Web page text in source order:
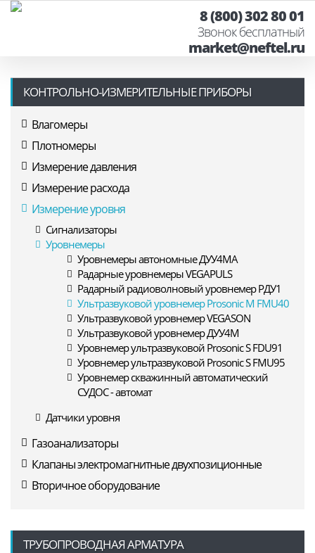
8 (800) 302 80 01
Звонок бесплатный
market@neftel.ru
КОНТРОЛЬНО-ИЗМЕРИТЕЛЬНЫЕ ПРИБОРЫ
Влагомеры
Плотномеры
Измерение давления
Измерение расхода
Измерение уровня
Сигнализаторы
Уровнемеры
Уровнемеры автономные ДУУ4МА
Радарные уровнемеры VEGAPULS
Радарный радиоволновый уровнемер РДУ1
Ультразвуковой уровнемер Prosonic M FMU40
Ультразвуковой уровнемер VEGASON
Ультразвуковой уровнемер ДУУ4М
Уровнемер ультразвуковой Prosonic S FDU91
Уровнемер ультразвуковой Prosonic S FMU95
Уровнемер скважинный автоматический
СУДОС - автомат
Датчики уровня
Газоанализаторы
Клапаны электромагнитные двухпозиционные
Вторичное оборудование
ТРУБОПРОВОДНАЯ АРМАТУРА